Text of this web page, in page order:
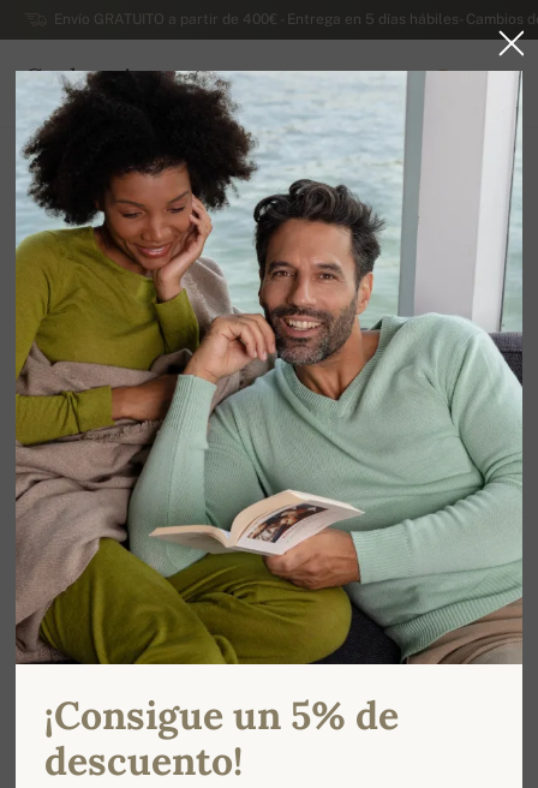
Envío GRATUITO a partir de 400€ - Entrega en 5 días hábiles- Cambios
Cachemira
ESPAÑA
Ir a la página principal
Lujosos jerseys de cachemira de dama
Homewear
¡Consigue un 5% de
descuento!